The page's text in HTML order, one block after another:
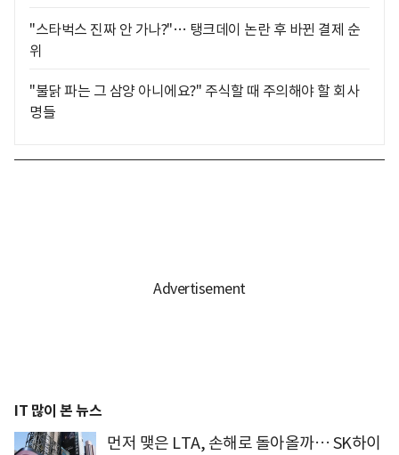
"스타벅스 진짜 안 가나?"… 탱크데이 논란 후 바뀐 결제 순
위
"불닭 파는 그 삼양 아니에요?" 주식할 때 주의해야 할 회사
명들
IT 많이 본 뉴스
먼저 맺은 LTA, 손해로 돌아올까… SK하이